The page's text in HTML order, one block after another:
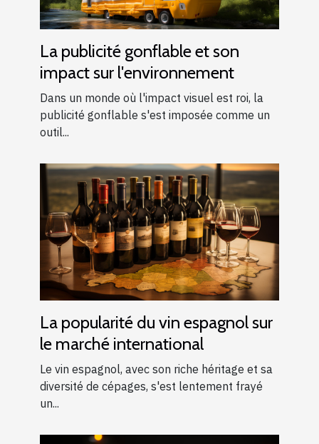
La publicité gonflable et son
impact sur l'environnement
Dans un monde où l'impact visuel est roi, la
publicité gonflable s'est imposée comme un
outil...
La popularité du vin espagnol sur
le marché international
Le vin espagnol, avec son riche héritage et sa
diversité de cépages, s'est lentement frayé
un...